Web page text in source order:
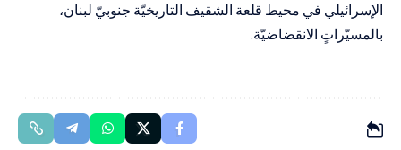
الإسرائيلي في محيط قلعة الشقيف التاريخيّة جنوبيّ لبنان،
بالمسيّراتٍ الانقضاضيّة.